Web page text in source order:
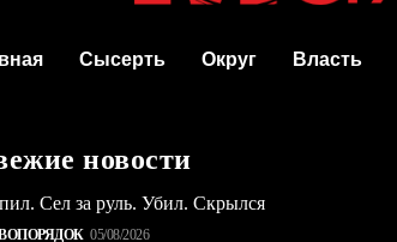
Сысерть Округ Власть
новости
Сел за руль. Убил. Скрылся
05/08/2026